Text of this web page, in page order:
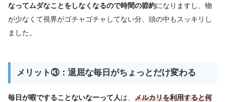
なってムダなことをしなくなるので時間の節約になりますし、物
が少なくて視界がゴチャゴチャしてない分、頭の中もスッキリし
ました。
メリット③：退屈な毎日がちょっとだけ変わる
毎日が暇ですることないなーって人は、 メルカリを利用すると何